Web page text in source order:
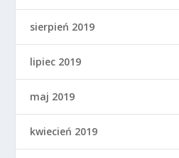
sierpień 2019
lipiec 2019
maj 2019
kwiecień 2019